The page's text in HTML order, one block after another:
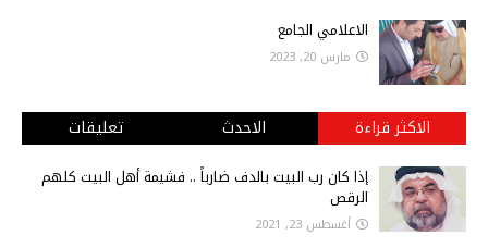
الاعلامي الجامع
مارس 20, 2023
الاكثر قراءة الاحدث تعليقات
إذا كان رب البيت بالدف ضارباً .. فشيمة أهل البيت كلهم
الرقص
أغسطس 23, 2021